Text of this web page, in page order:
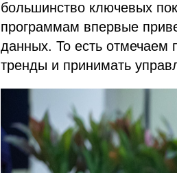
большинство ключевых
программам впервые
данных. То есть отмечаем
тренды и принимать